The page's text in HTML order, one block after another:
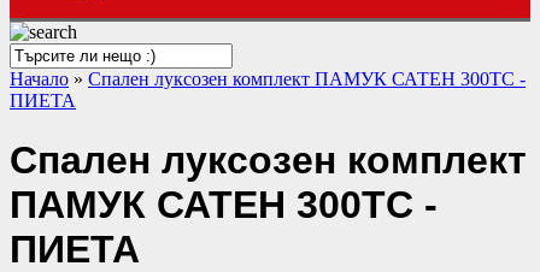
Начало » Спален луксозен комплект ПАМУК САТЕН 300TC -
ПИЕТА
Спален луксозен комплект
ПАМУК САТЕН 300TC -
ПИЕТА